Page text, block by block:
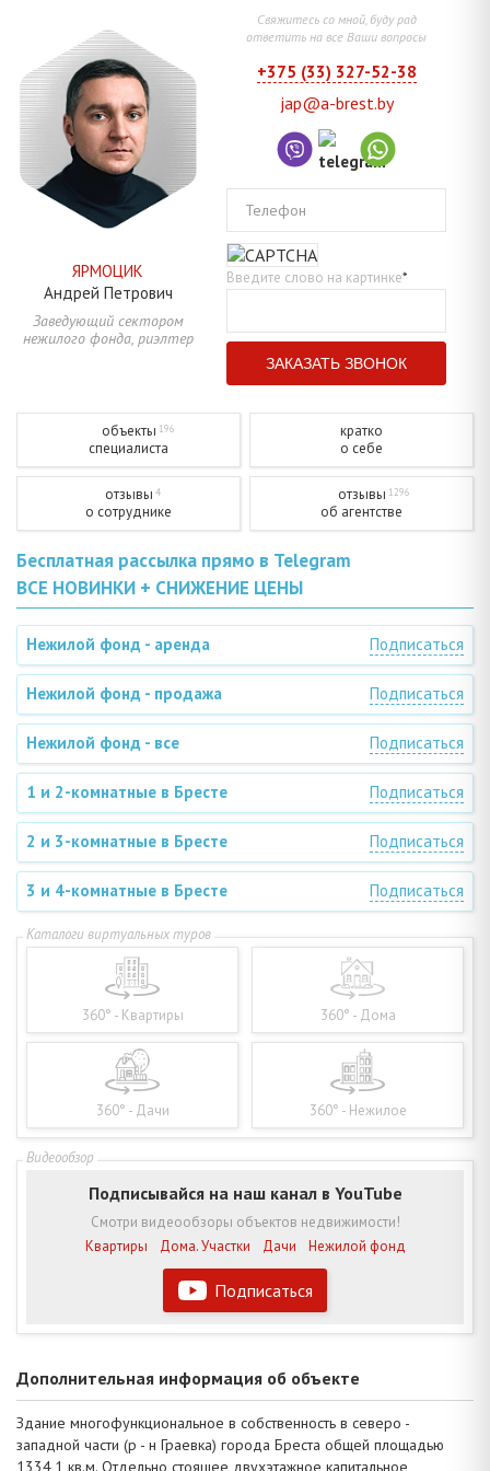
ЯРМОЦИК
Андрей Петрович
Заведующий сектором
нежилого фонда, риэлтер
Свяжитесь со мной, буду рад
ответить на все Ваши вопросы
+375 (33) 327-52-38
jap@a-brest.by
Телефон
Введите слово на картинке*
объекты 196
специалиста
кратко
о себе
отзывы 4
о сотруднике
отзывы 1296
об агентстве
Бесплатная рассылка прямо в Telegram
ВСЕ НОВИНКИ + СНИЖЕНИЕ ЦЕНЫ
Нежилой фонд - аренда Подписаться
Нежилой фонд - продажа Подписаться
Нежилой фонд - все Подписаться
1 и 2-комнатные в Бресте Подписаться
2 и 3-комнатные в Бресте Подписаться
3 и 4-комнатные в Бресте Подписаться
360° - Квартиры 360° - Дома
360° - Дачи 360° - Нежилое
Подписаться
Подписывайся на наш канал в YouTube
Смотри видеообзоры объектов недвижимости!
Квартиры
Дома. Участки Дачи Нежилой фонд
Дополнительная информация об объекте
Здание многофункциональное в собственность в северо -
западной части (р - н Граевка) города Бреста общей площадью
1334,1 кв.м. Отдельно стоящее двухэтажное капитальное